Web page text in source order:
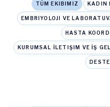
TÜM EKIBIMIZ KADIN
EMBRIYOLOJI VE
HASTA
KURUMSAL İLETIŞIM VE İŞ